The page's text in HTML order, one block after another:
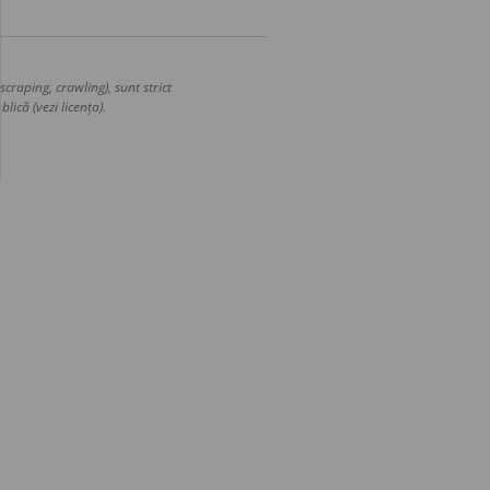
crawling), sunt strict
(vezi licența).